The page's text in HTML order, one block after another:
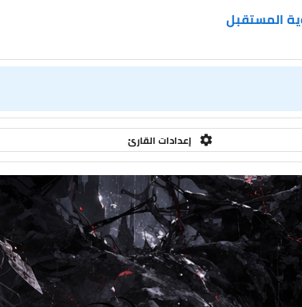
المستقبل
إعدادات القارئ